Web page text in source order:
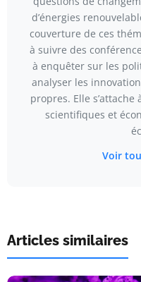
d’énergies
couverture de ces
à suivre des
à enquêter sur les
analyser les
propres. Elle
scientifiques et
Voir
Articles similaires